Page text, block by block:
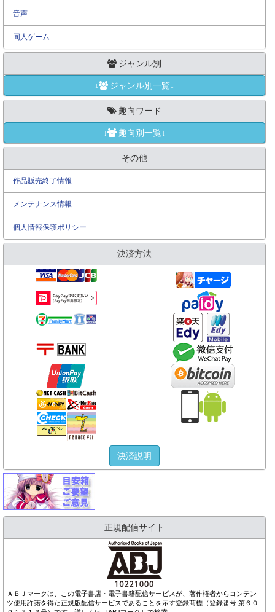
音声
同人ゲーム
ジャンル別
↓ ジャンル別一覧↓
趣向ワード
↓ 趣向別一覧↓
その他
作品販売終了情報
メンテナンス情報
個人情報保護ポリシー
決済方法
決済説明
正規配信サイト
ＡＢＪマークは、この電子書店・電子書籍配信サービスが、著作権者からコンテン
ツ使用許諾を得た正規版配信サービスであることを示す登録商標（登録番号 第６０